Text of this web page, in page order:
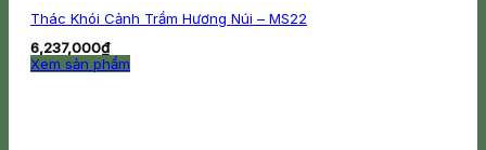
Thác Khói Cảnh Trầm Hương Núi – MS22
6,237,000₫
Xem sản phẩm